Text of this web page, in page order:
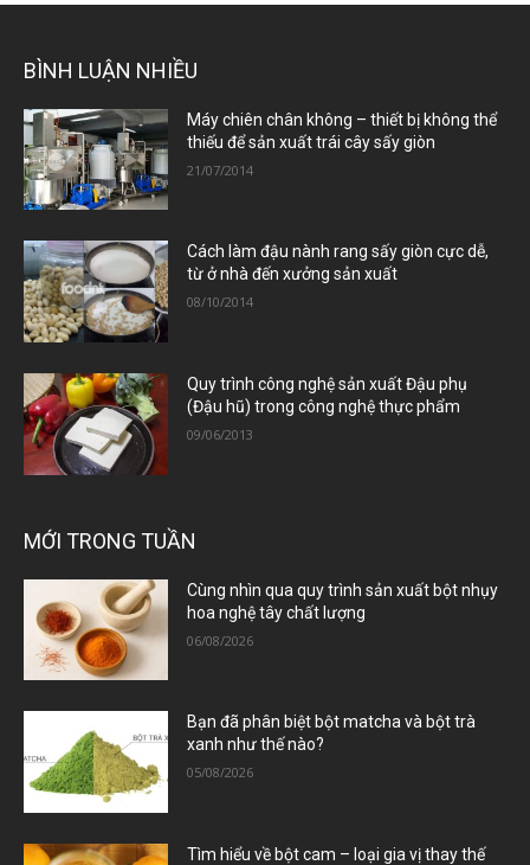
BÌNH LUẬN NHIỀU
Máy chiên chân không – thiết bị không thể
thiếu để sản xuất trái cây sấy giòn
21/07/2014
Cách làm đậu nành rang sấy giòn cực dễ,
từ ở nhà đến xưởng sản xuất
08/10/2014
Quy trình công nghệ sản xuất Đậu phụ
(Đậu hũ) trong công nghệ thực phẩm
09/06/2013
MỚI TRONG TUẦN
Cùng nhìn qua quy trình sản xuất bột nhụy
hoa nghệ tây chất lượng
06/08/2026
Bạn đã phân biệt bột matcha và bột trà
xanh như thế nào?
05/08/2026
Tìm hiểu về bột cam – loại gia vị thay thế